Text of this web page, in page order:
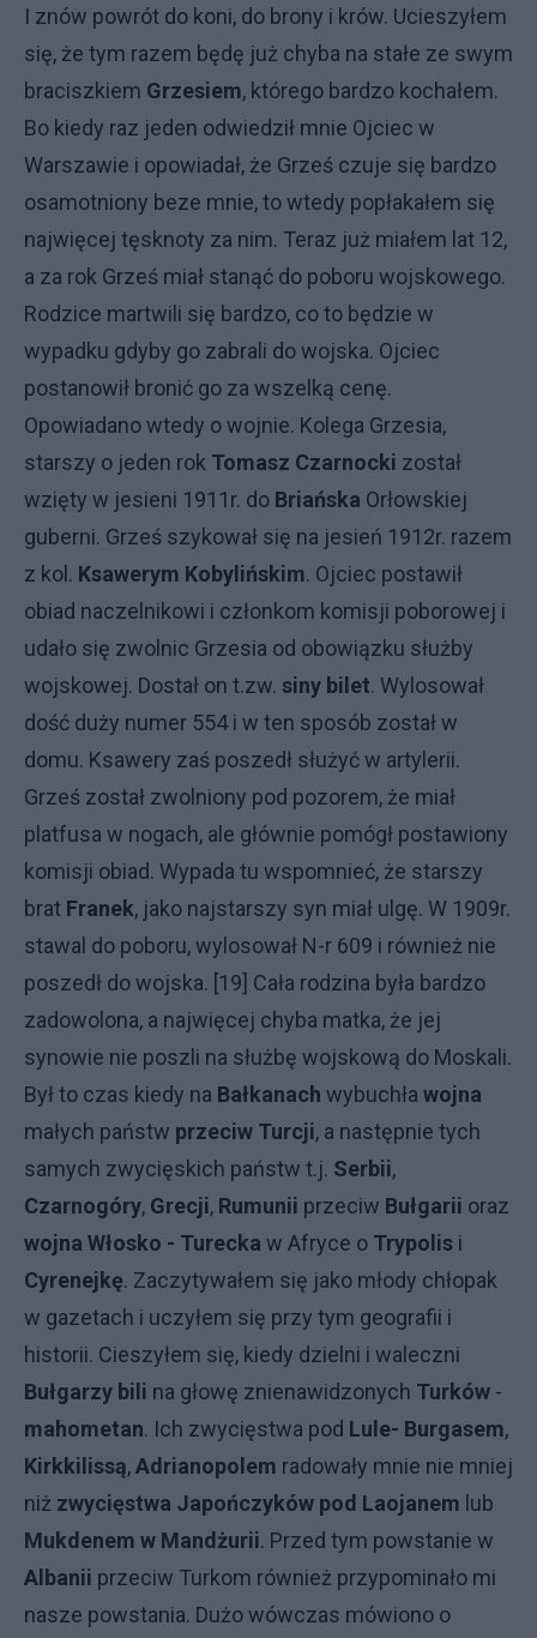
I znów powrót do koni, do brony i krów. Ucieszyłem
się, że tym razem będę już chyba na stałe ze swym
braciszkiem Grzesiem, którego bardzo kochałem.
Bo kiedy raz jeden odwiedził mnie Ojciec w
Warszawie i opowiadał, że Grześ czuje się bardzo
osamotniony beze mnie, to wtedy popłakałem się
najwięcej tęsknoty za nim. Teraz już miałem lat 12,
a za rok Grześ miał stanąć do poboru wojskowego.
Rodzice martwili się bardzo, co to będzie w
wypadku gdyby go zabrali do wojska. Ojciec
postanowił bronić go za wszelką cenę.
Opowiadano wtedy o wojnie. Kolega Grzesia,
starszy o jeden rok Tomasz Czarnocki został
wzięty w jesieni 1911r. do Briańska Orłowskiej
guberni. Grześ szykował się na jesień 1912r. razem
z kol. Ksawerym Kobylińskim. Ojciec postawił
obiad naczelnikowi i członkom komisji poborowej i
udało się zwolnic Grzesia od obowiązku służby
wojskowej. Dostał on t.zw. siny bilet. Wylosował
dość duży numer 554 i w ten sposób został w
domu. Ksawery zaś poszedł służyć w artylerii.
Grześ został zwolniony pod pozorem, że miał
platfusa w nogach, ale głównie pomógł postawiony
komisji obiad. Wypada tu wspomnieć, że starszy
brat Franek, jako najstarszy syn miał ulgę. W 1909r.
stawal do poboru, wylosował N-r 609 i również nie
poszedł do wojska. [19] Cała rodzina była bardzo
zadowolona, a najwięcej chyba matka, że jej
synowie nie poszli na służbę wojskową do Moskali.
Był to czas kiedy na Bałkanach wybuchła wojna
małych państw przeciw Turcji, a następnie tych
samych zwycięskich państw t.j. Serbii,
Czarnogóry, Grecji, Rumunii przeciw Bułgarii oraz
wojna Włosko - Turecka w Afryce o Trypolis i
Cyrenejkę. Zaczytywałem się jako młody chłopak
w gazetach i uczyłem się przy tym geografii i
historii. Cieszyłem się, kiedy dzielni i waleczni
Bułgarzy bili na głowę znienawidzonych Turków -
mahometan. Ich zwycięstwa pod Lule- Burgasem,
Kirkkilissą,Adrianopolem radowały mnie nie mniej
niż zwycięstwa Japończyków pod Laojanem lub
Mukdenem w Mandżurii. Przed tym powstanie w
Albanii przeciw Turkom również przypominało mi
nasze powstania. Dużo wówczas mówiono o